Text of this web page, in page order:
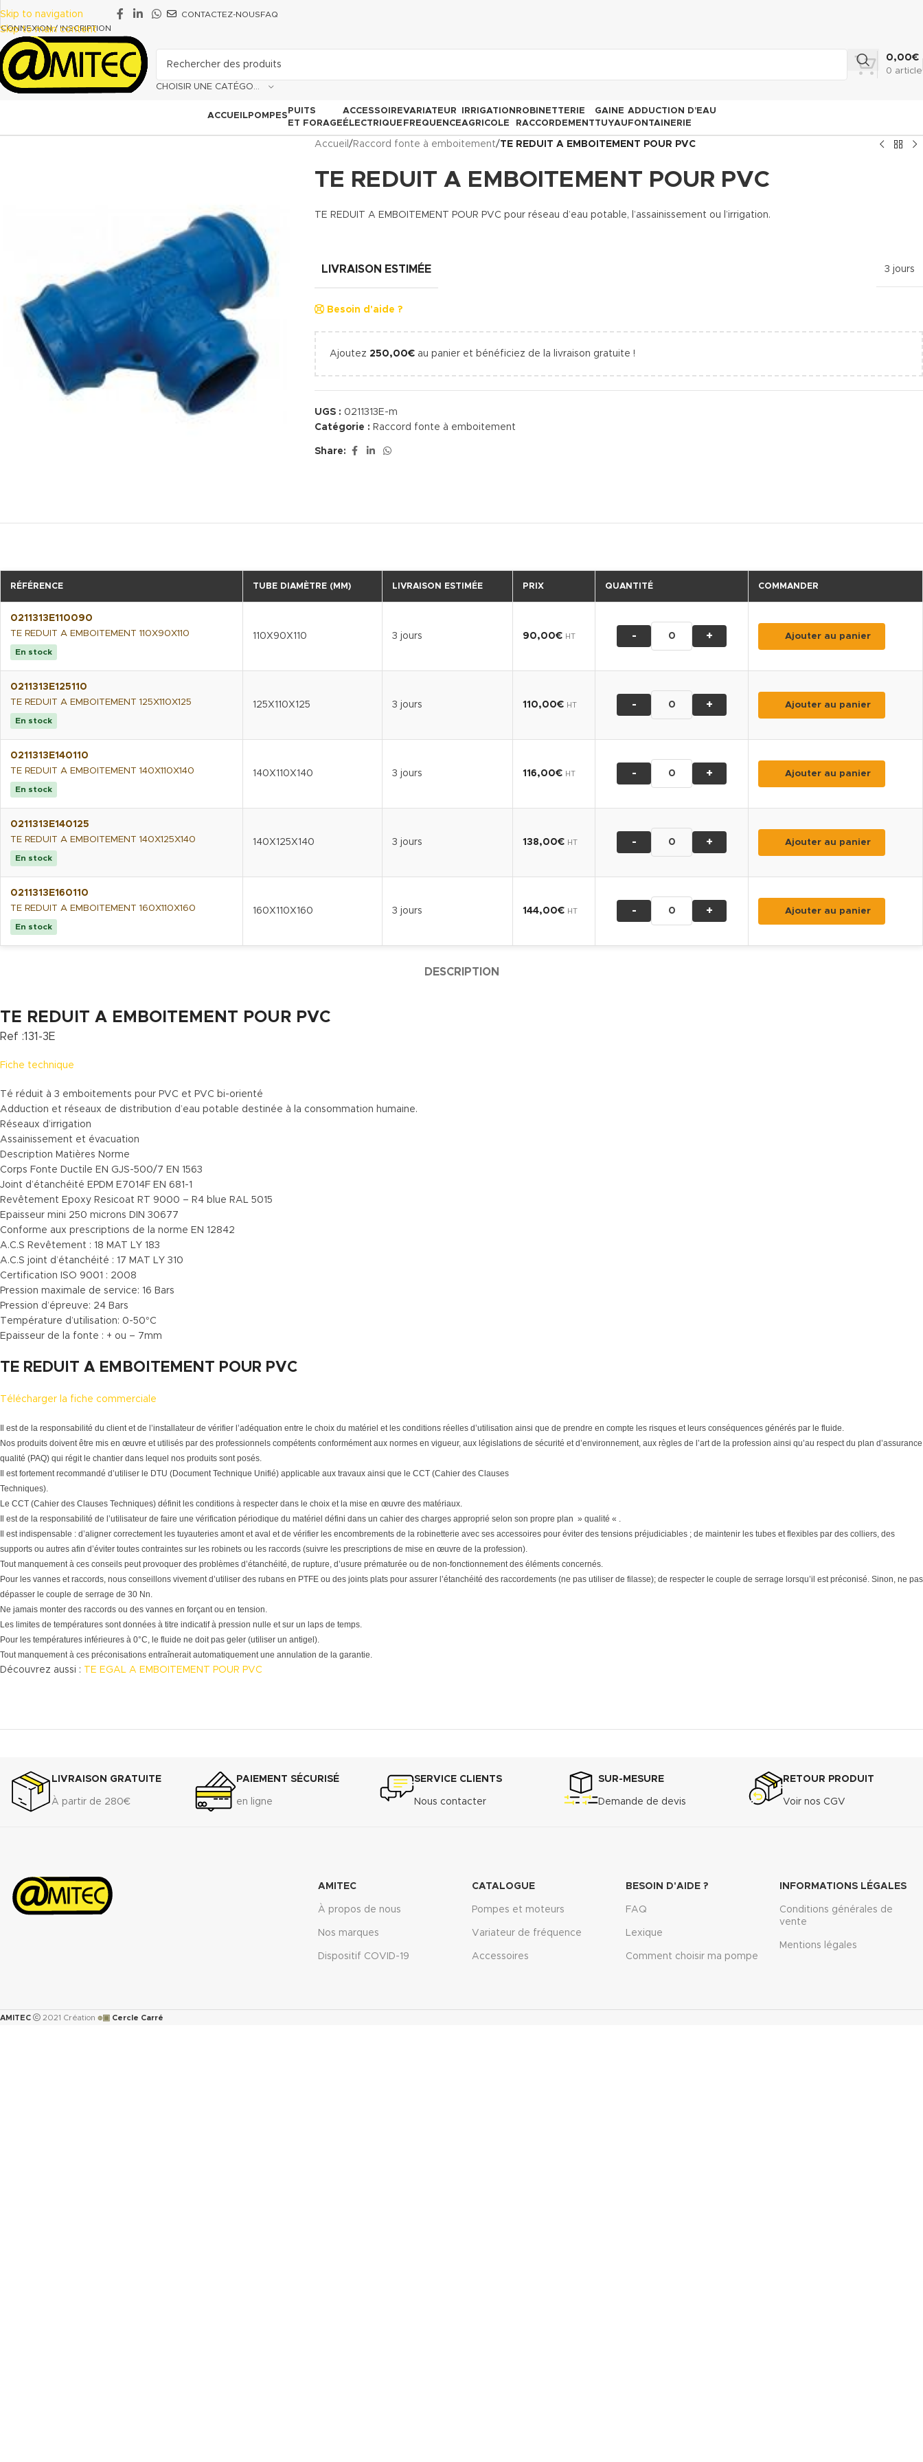
Skip to navigation
Skip to main content
CONNEXION / INSCRIPTION
CONTACTEZ-NOUSFAQ
0 article
0,00€
ACCUEILPOMPES
PUITS
ET FORAGE
ACCESSOIRE
ÉLECTRIQUE
VARIATEUR
FREQUENCE
IRRIGATION
AGRICOLE
ROBINETTERIE
RACCORDEMENT
GAINE
TUYAU
ADDUCTION D’EAU
FONTAINERIE
Accueil / Raccord fonte à emboitement/TE REDUIT A EMBOITEMENT POUR PVC
TE REDUIT A EMBOITEMENT POUR PVC
TE REDUIT A EMBOITEMENT POUR PVC pour réseau d’eau potable, l’assainissement ou l’irrigation.
LIVRAISON ESTIMÉE 3 jours
Besoin d'aide ?
Ajoutez 250,00€ au panier et bénéficiez de la livraison gratuite !
UGS : 0211313E-m
Catégorie : Raccord fonte à emboitement
Share:
RÉFÉRENCE TUBE DIAMÈTRE (MM) LIVRAISON ESTIMÉE PRIX QUANTITÉ COMMANDER
0211313E110090
TE REDUIT A EMBOITEMENT 110X90X110
En stock
110X90X110 3 jours 90,00€ HT - + Ajouter au panier
0211313E125110
TE REDUIT A EMBOITEMENT 125X110X125
En stock
125X110X125 3 jours 110,00€ HT - + Ajouter au panier
0211313E140110
TE REDUIT A EMBOITEMENT 140X110X140
En stock
140X110X140 3 jours 116,00€ HT - + Ajouter au panier
0211313E140125
TE REDUIT A EMBOITEMENT 140X125X140
En stock
140X125X140 3 jours 138,00€ HT - + Ajouter au panier
0211313E160110
TE REDUIT A EMBOITEMENT 160X110X160
En stock
160X110X160 3 jours 144,00€ HT - + Ajouter au panier
DESCRIPTION
TE REDUIT A EMBOITEMENT POUR PVC
Ref :131-3E
Fiche technique
Té réduit à 3 emboitements pour PVC et PVC bi-orienté
Adduction et réseaux de distribution d’eau potable destinée à la consommation humaine.
Réseaux d’irrigation
Assainissement et évacuation
Description Matières Norme
Corps Fonte Ductile EN GJS-500/7 EN 1563
Joint d’étanchéité EPDM E7014F EN 681-1
Revêtement Epoxy Resicoat RT 9000 – R4 blue RAL 5015
Epaisseur mini 250 microns DIN 30677
Conforme aux prescriptions de la norme EN 12842
A.C.S Revêtement : 18 MAT LY 183
A.C.S joint d’étanchéité : 17 MAT LY 310
Certification ISO 9001 : 2008
Pression maximale de service: 16 Bars
Pression d’épreuve: 24 Bars
Température d’utilisation: 0-50°C
Epaisseur de la fonte : + ou – 7mm
TE REDUIT A EMBOITEMENT POUR PVC
Télécharger la fiche commerciale
Il est de la responsabilité du client et de l’installateur de vérifier l’adéquation entre le choix du matériel et les conditions réelles d’utilisation ainsi que de prendre en compte les risques et leurs conséquences générés par le fluide.
Nos produits doivent être mis en œuvre et utilisés par des professionnels compétents conformément aux normes en vigueur, aux législations de sécurité et d’environnement, aux règles de l’art de la profession ainsi qu’au respect du plan d’assurance
qualité (PAQ) qui régit le chantier dans lequel nos produits sont posés.
Il est fortement recommandé d’utiliser le DTU (Document Technique Unifié) applicable aux travaux ainsi que le CCT (Cahier des Clauses
Techniques).
Le CCT (Cahier des Clauses Techniques) définit les conditions à respecter dans le choix et la mise en œuvre des matériaux.
Il est de la responsabilité de l’utilisateur de faire une vérification périodique du matériel défini dans un cahier des charges approprié selon son propre plan » qualité « .
Il est indispensable : d’aligner correctement les tuyauteries amont et aval et de vérifier les encombrements de la robinetterie avec ses accessoires pour éviter des tensions préjudiciables ; de maintenir les tubes et flexibles par des colliers, des
supports ou autres afin d’éviter toutes contraintes sur les robinets ou les raccords (suivre les prescriptions de mise en œuvre de la profession).
Tout manquement à ces conseils peut provoquer des problèmes d’étanchéité, de rupture, d’usure prématurée ou de non-fonctionnement des éléments concernés.
Pour les vannes et raccords, nous conseillons vivement d’utiliser des rubans en PTFE ou des joints plats pour assurer l’étanchéité des raccordements (ne pas utiliser de filasse); de respecter le couple de serrage lorsqu’il est préconisé. Sinon, ne pas
dépasser le couple de serrage de 30 Nn.
Ne jamais monter des raccords ou des vannes en forçant ou en tension.
Les limites de températures sont données à titre indicatif à pression nulle et sur un laps de temps.
Pour les températures inférieures à 0°C, le fluide ne doit pas geler (utiliser un antigel).
Tout manquement à ces préconisations entraînerait automatiquement une annulation de la garantie.
Découvrez aussi : TE EGAL A EMBOITEMENT POUR PVC
LIVRAISON GRATUITE
À partir de 280€
PAIEMENT SÉCURISÉ
en ligne
SERVICE CLIENTS
Nous contacter
SUR-MESURE
Demande de devis
RETOUR PRODUIT
Voir nos CGV
AMITEC
À propos de nous
Nos marques
Dispositif COVID-19
CATALOGUE
Pompes et moteurs
Variateur de fréquence
Accessoires
BESOIN D'AIDE ?
FAQ
Lexique
Comment choisir ma pompe
INFORMATIONS LÉGALES
Conditions générales de
vente
Mentions légales
AMITEC 2021 Création ๏▣ Cercle Carré